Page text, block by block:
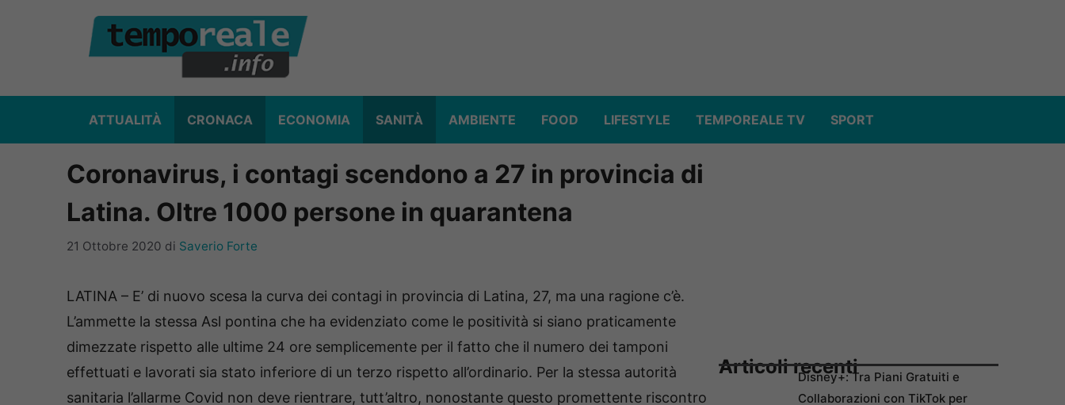
ATTUALITÀ CRONACA ECONOMIA SANITÀ AMBIENTE FOOD LIFESTYLE TEMPOREALE TV SPORT
Coronavirus, i contagi scendono a 27 in provincia di
Latina. Oltre 1000 persone in quarantena
21 Ottobre 2020 di Saverio Forte
LATINA – E’ di nuovo scesa la curva dei contagi in provincia di Latina, 27, ma una ragione c’è.
L’ammette la stessa Asl pontina che ha evidenziato come le positività si siano praticamente
dimezzate rispetto alle ultime 24 ore semplicemente per il fatto che il numero dei tamponi
effettuati e lavorati sia stato inferiore di un terzo rispetto all’ordinario. Per la stessa autorità
sanitaria l’allarme Covid non deve rientrare, tutt’altro, nonostante questo promettente riscontro
Articoli recentiDisney+: Tra Piani Gratuiti e
Collaborazioni con TikTok per